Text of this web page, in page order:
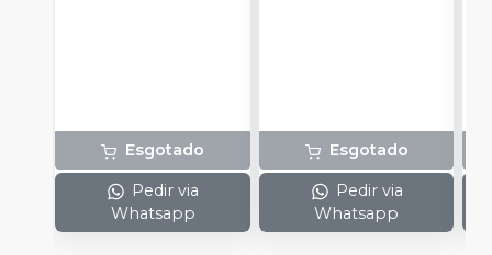
Esgotado
Pedir via
Whatsapp
Esgotado
Pedir via
Whatsapp